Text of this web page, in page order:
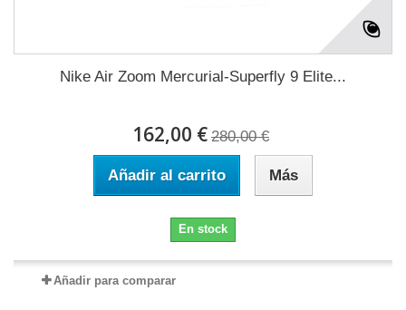
Nike Air Zoom Mercurial-Superfly 9 Elite...
162,00 € 280,00 €
Añadir al carrito Más
En stock
Añadir para comparar